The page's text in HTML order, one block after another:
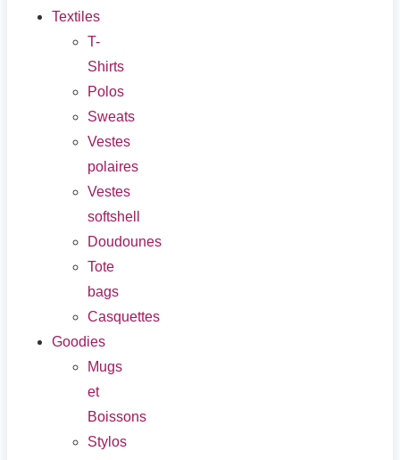
Textiles
T-
Shirts
Polos
Sweats
Vestes
polaires
Vestes
softshell
Doudounes
Tote
bags
Casquettes
Goodies
Mugs
et
Boissons
Stylos